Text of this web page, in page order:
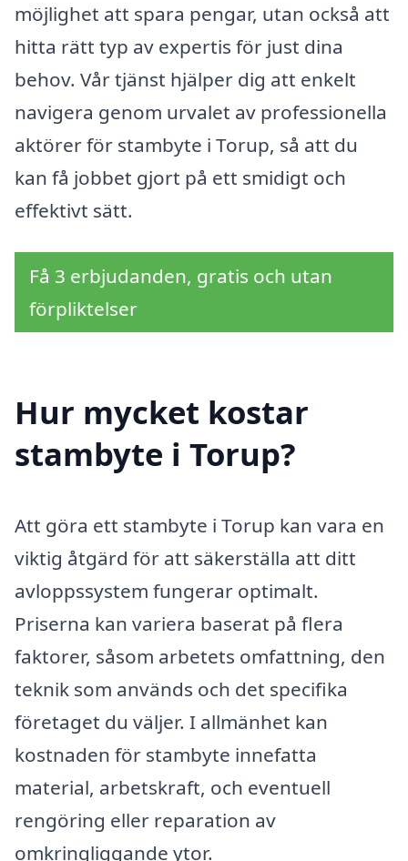
möjlighet att spara pengar, utan också att
hitta rätt typ av expertis för just dina
behov. Vår tjänst hjälper dig att enkelt
navigera genom urvalet av professionella
aktörer för stambyte i Torup, så att du
kan få jobbet gjort på ett smidigt och
effektivt sätt.
Få 3 erbjudanden, gratis och utan
förpliktelser
Hur mycket kostar
stambyte i Torup?
Att göra ett stambyte i Torup kan vara en
viktig åtgärd för att säkerställa att ditt
avloppssystem fungerar optimalt.
Priserna kan variera baserat på flera
faktorer, såsom arbetets omfattning, den
teknik som används och det specifika
företaget du väljer. I allmänhet kan
kostnaden för stambyte innefatta
material, arbetskraft, och eventuell
rengöring eller reparation av
omkringliggande ytor.